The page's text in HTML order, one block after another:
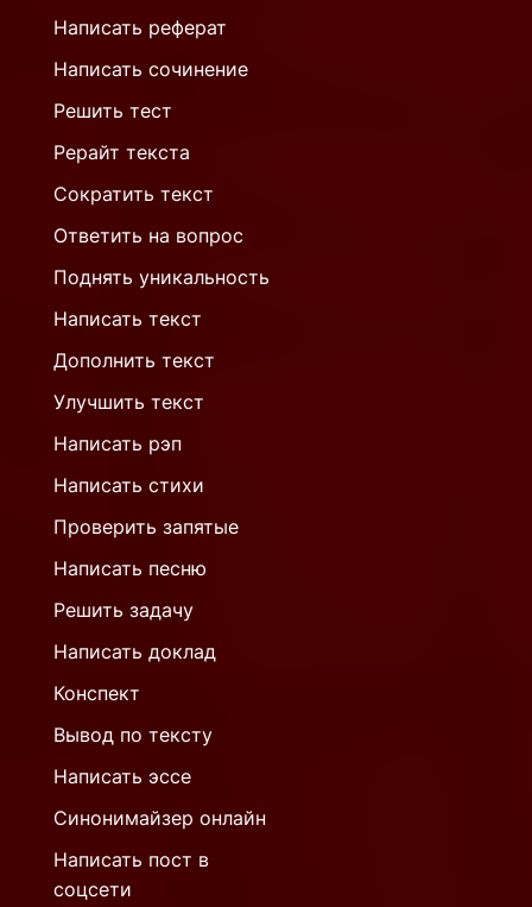
Написать реферат
Написать сочинение
Решить тест
Рерайт текста
Сократить текст
Ответить на вопрос
Поднять уникальность
Написать текст
Дополнить текст
Улучшить текст
Написать рэп
Написать стихи
Проверить запятые
Написать песню
Решить задачу
Написать доклад
Конспект
Вывод по тексту
Написать эссе
Синонимайзер онлайн
Написать пост в
соцсети